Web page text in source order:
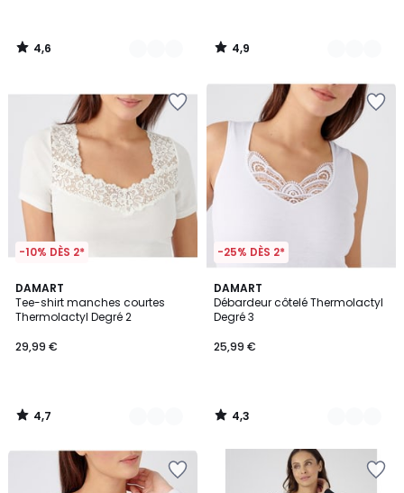
4,6
/
4,9
/
-10% DÈS 2*
DAMART
Tee-shirt manches courtes
Thermolactyl Degré 2
29,99 €
4,7
/ 5
2
Couleurs
4,7
/
-25% DÈS 2*
DAMART
Débardeur côtelé Thermolactyl
Degré 3
25,99 €
4,3
/ 5
2
Couleurs
4,3
/